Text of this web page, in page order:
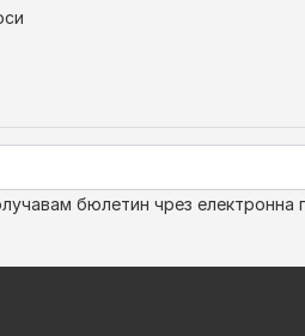
бюлетин чрез електронна